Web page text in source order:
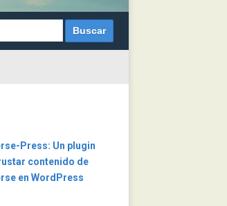
Press: Un plugin
contenido de
en WordPress